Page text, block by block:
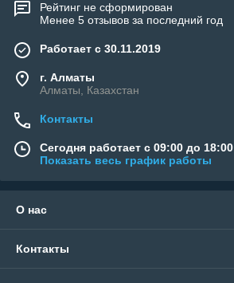
Рейтинг не сформирован
Менее 5 отзывов за последний год
Работает с 30.11.2019
г. Алматы
Алматы, Казахстан
Контакты
Сегодня работает с 09:00 до 18:00
Показать весь график работы
О нас
Контакты